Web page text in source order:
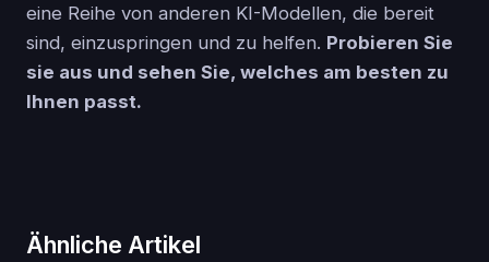
eine Reihe von anderen KI-Modellen, die bereit
sind, einzuspringen und zu helfen. Probieren Sie
sie aus und sehen Sie, welches am besten zu
Ihnen passt.
Ähnliche Artikel